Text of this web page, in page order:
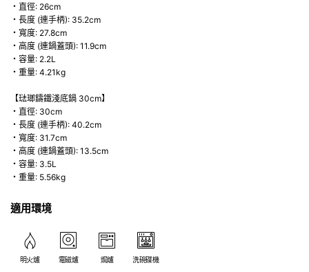
・直徑: 26cm
・長度 (連手柄): 35.2cm
・寬度: 27.8cm
・高度 (連鍋蓋頭): 11.9cm
・容量: 2.2L
・重量: 4.21kg
【琺瑯鑄鐵淺底鍋 30cm】
・直徑: 30cm
・長度 (連手柄): 40.2cm
・寬度: 31.7cm
・高度 (連鍋蓋頭): 13.5cm
・容量: 3.5L
・重量: 5.56kg
適用環境
明火爐 電磁爐 焗爐 洗碗碟機